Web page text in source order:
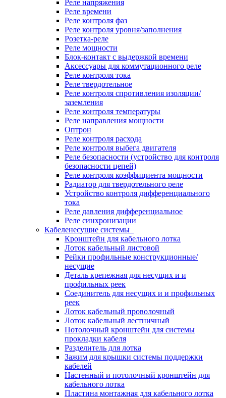
Реле напряжения
Реле времени
Реле контроля фаз
Реле контроля уровня/заполнения
Розетка-реле
Реле мощности
Блок-контакт с выдержкой времени
Аксессуары для коммутационного реле
Реле контроля тока
Реле твердотельное
Реле контроля спротивления изоляции/
заземления
Реле контроля температуры
Реле направления мощности
Оптрон
Реле контроля расхода
Реле контроля выбега двигателя
Реле безопасности (устройство для контроля
безопасности цепей)
Реле контроля коэффициента мощности
Радиатор для твердотельного реле
Устройство контроля дифференциального
тока
Реле давления дифференциальное
Реле синхронизации
Кабеленесущие системы
Кронштейн для кабельного лотка
Лоток кабельный листовой
Рейки профильные конструкционные/
несущие
Деталь крепежная для несущих и и
профильных реек
Соединитель для несущих и и профильных
реек
Лоток кабельный проволочный
Лоток кабельный лестничный
Потолочный кронштейн для системы
прокладки кабеля
Разделитель для лотка
Зажим для крышки системы поддержки
кабелей
Настенный и потолочный кронштейн для
кабельного лотка
Пластина монтажная для кабельного лотка